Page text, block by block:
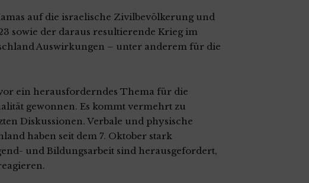
auf die israelische Zivilbevölkerung und
sowie der daraus resultierende Krieg im
Auswirkungen – unter anderem für die
ein herausforderndes Thema für die
gewonnen. Es kommt vermehrt zu
Diskussionen. Verbale und physische
haben seit dem 7. Oktober stark
und Bildungsarbeit sind herausgefordert,